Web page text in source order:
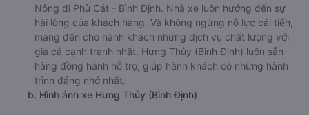
Nông đi Phù Cát - Bình Định. Nhà xe luôn hướng đến sự
hài lòng của khách hàng. Và không ngừng nỗ lực cải tiến,
mang đến cho hành khách những dịch vụ chất lượng với
giá cả cạnh tranh nhất. Hưng Thủy (Bình Định) luôn sẵn
hàng đồng hành hỗ trợ, giúp hành khách có những hành
trình đáng nhớ nhất.
b. Hình ảnh xe Hưng Thủy (Bình Định)